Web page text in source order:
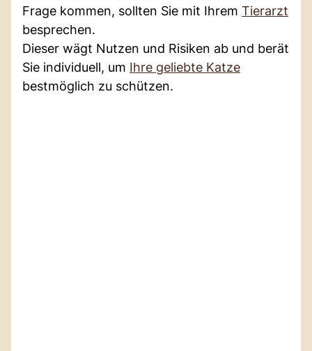
Frage kommen, sollten Sie mit Ihrem Tierarzt
besprechen.
Dieser wägt Nutzen und Risiken ab und berät
Sie individuell, um Ihre geliebte Katze
bestmöglich zu schützen.